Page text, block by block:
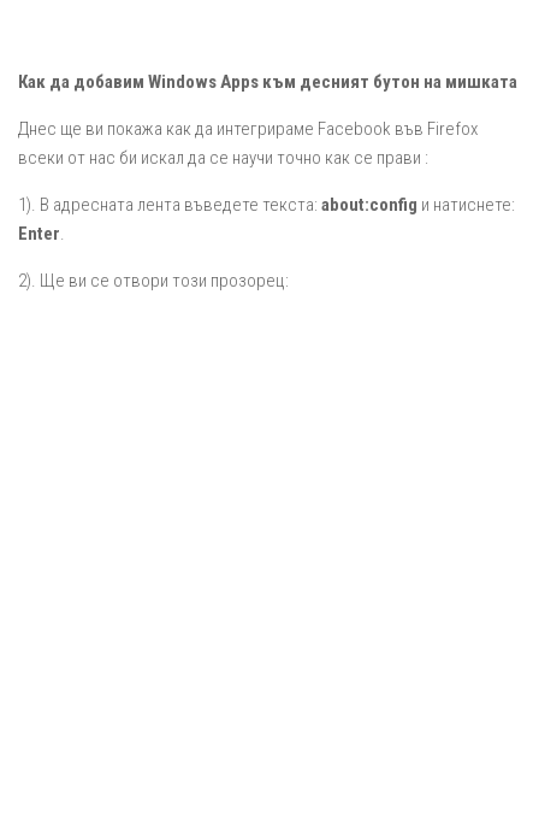
Как да добавим Windows Apps към десният бутон на мишката
Днес ще ви покажа как да интегрираме Facebook във Firefox
всеки от нас би искал да се научи точно как се прави :
1). В адресната лента въведете текста: about:config и натиснете:
Enter.
2). Ще ви се отвори този прозорец: